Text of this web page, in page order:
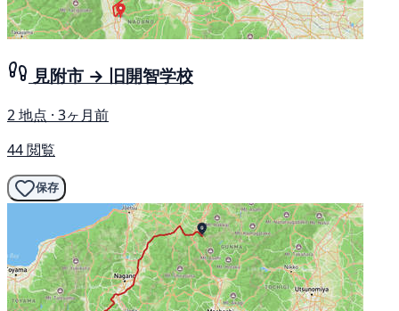
見附市 → 旧開智学校
2 地点 · 3ヶ月前
44 閲覧
保存